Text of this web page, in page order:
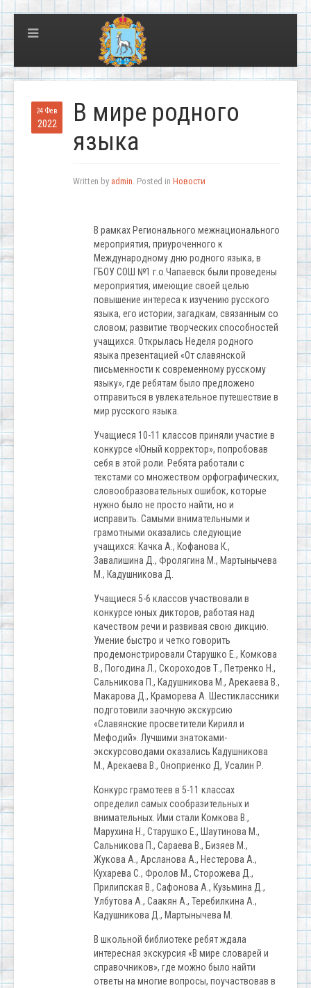
24 Фев
2022
В мире родного
языка
Written by admin. Posted in Новости
В рамках Регионального межнационального
мероприятия, приуроченного к
Международному дню родного языка, в
ГБОУ СОШ №1 г.о.Чапаевск были проведены
мероприятия, имеющие своей целью
повышение интереса к изучению русского
языка, его истории, загадкам, связанным со
словом; развитие творческих способностей
учащихся. Открылась Неделя родного
языка презентацией «От славянской
письменности к современному русскому
языку», где ребятам было предложено
отправиться в увлекательное путешествие в
мир русского языка.
Учащиеся 10-11 классов приняли участие в
конкурсе «Юный корректор», попробовав
себя в этой роли. Ребята работали с
текстами со множеством орфографических,
словообразовательных ошибок, которые
нужно было не просто найти, но и
исправить. Самыми внимательными и
грамотными оказались следующие
учащихся: Качка А., Кофанова К.,
Завалишина Д., Фролягина М., Мартынычева
М., Кадушникова Д.
Учащиеся 5-6 классов участвовали в
конкурсе юных дикторов, работая над
качеством речи и развивая свою дикцию.
Умение быстро и четко говорить
продемонстрировали Старушко Е., Комкова
В., Погодина Л., Скороходов Т., Петренко Н.,
Сальникова П., Кадушникова М., Арекаева В.,
Макарова Д., Краморева А. Шестиклассники
подготовили заочную экскурсию
«Славянские просветители Кирилл и
Мефодий». Лучшими знатоками-
экскурсоводами оказались Кадушникова
М., Арекаева В., Оноприенко Д, Усалин Р.
Конкурс грамотеев в 5-11 классах
определил самых сообразительных и
внимательных. Ими стали Комкова В.,
Марухина Н., Старушко Е., Шаутинова М.,
Сальникова П., Сараева В., Бизяев М.,
Жукова А., Арсланова А., Нестерова А.,
Кухарева С., Фролов М., Сторожева Д.,
Прилипская В., Сафонова А., Кузьмина Д.,
Улбутова А., Саакян А., Теребилкина А.,
Кадушникова Д., Мартынычева М.
В школьной библиотеке ребят ждала
интересная экскурсия «В мире словарей и
справочников», где можно было найти
ответы на многие вопросы, поучаствовав в